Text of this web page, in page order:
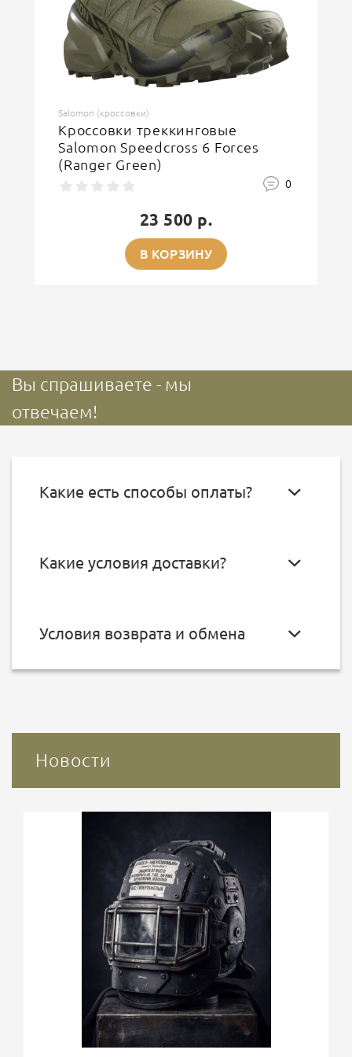
ОСТАВИТЬ ОТЗЫВ
Salomon (кроссовки)
Кроссовки треккинговые
Salomon Speedcross 6 Forces
(Ranger Green)
0
23 500 р.
В КОРЗИНУ
Вы спрашиваете - мы
отвечаем!
Какие есть способы оплаты?
Какие условия доставки?
Условия возврата и обмена
Новости